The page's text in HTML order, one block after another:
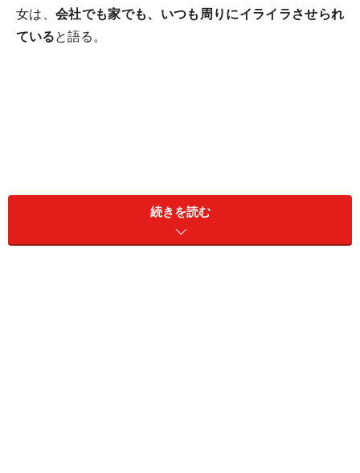
女は、 会社でも家でも、いつも周りにイライラさせられ
ていると語る。
続きを読む